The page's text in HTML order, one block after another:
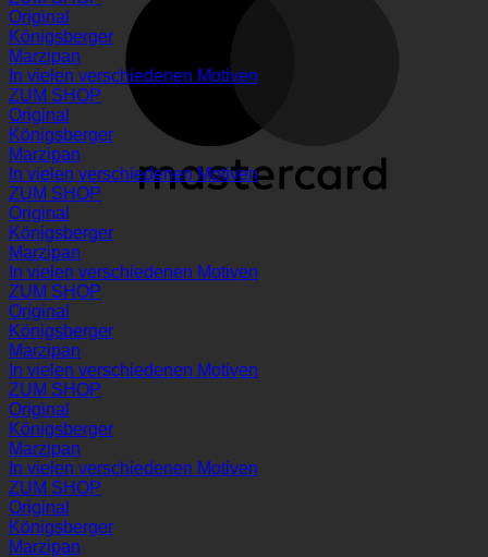
Original
Königsberger
Marzipan
In vielen verschiedenen Motiven
ZUM SHOP
Original
Königsberger
Marzipan
In vielen verschiedenen Motiven
ZUM SHOP
Original
Königsberger
Marzipan
In vielen verschiedenen Motiven
ZUM SHOP
Original
Königsberger
Marzipan
In vielen verschiedenen Motiven
ZUM SHOP
Original
Königsberger
Marzipan
In vielen verschiedenen Motiven
ZUM SHOP
Original
Königsberger
Marzipan